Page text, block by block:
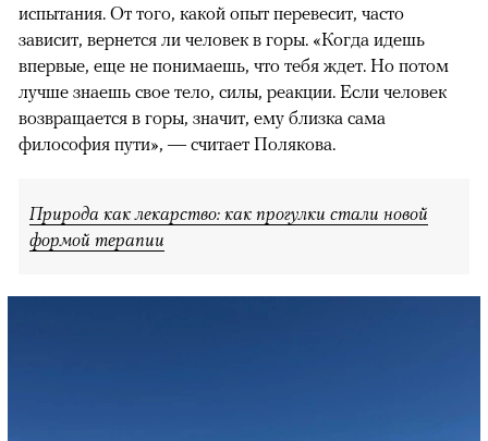
испытания. От того, какой опыт перевесит, часто
зависит, вернется ли человек в горы. «Когда идешь
впервые, еще не понимаешь, что тебя ждет. Но потом
лучше знаешь свое тело, силы, реакции. Если человек
возвращается в горы, значит, ему близка сама
философия пути», — считает Полякова.
Природа как лекарство: как прогулки стали новой
формой терапии